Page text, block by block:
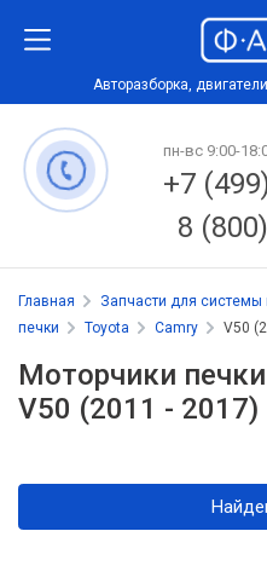
Авторазборка,
пн-вс 9:00-
+7
8
Главная Запчасти для системы
печки
Toyota Camry V50
Моторчики
V50 (2011 - 2017)